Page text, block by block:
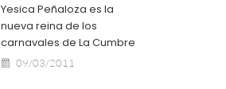
Yesica Peñaloza es la
nueva reina de los
carnavales de La Cumbre
09/03/2011